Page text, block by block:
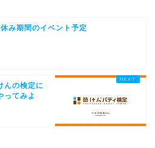
み期間のイベント予定
んの検定に
ってみよ